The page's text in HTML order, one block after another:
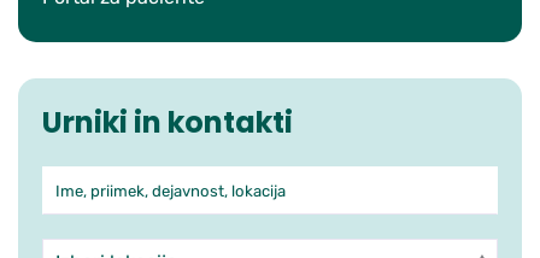
Urniki in kontakti
Iskanje po ambulantah in
Ime, priimek, dejavnost, lokacija
Enota